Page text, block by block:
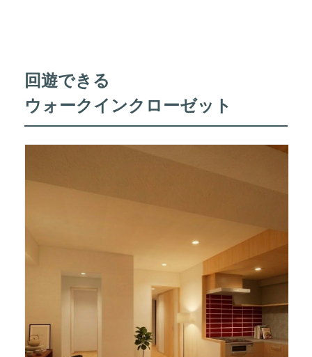
回遊できる
ウォークインクローゼット